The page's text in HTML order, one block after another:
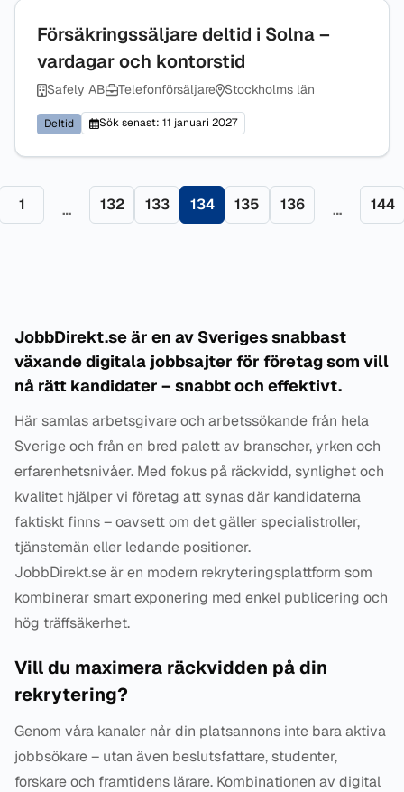
Försäkringssäljare deltid i Solna –
vardagar och kontorstid
Safely AB Telefonförsäljare Stockholms län
Deltid Sök senast: 11 januari 2027
sida
Sida
1 … Sida
132
Sida
133
Sida
134
Sida
135
Sida
136 … 144
JobbDirekt.se är en av Sveriges snabbast
växande digitala jobbsajter för företag som vill
nå rätt kandidater – snabbt och effektivt.
Här samlas arbetsgivare och arbetssökande från hela
Sverige och från en bred palett av branscher, yrken och
erfarenhetsnivåer. Med fokus på räckvidd, synlighet och
kvalitet hjälper vi företag att synas där kandidaterna
faktiskt finns – oavsett om det gäller specialistroller,
tjänstemän eller ledande positioner.
JobbDirekt.se är en modern rekryteringsplattform som
kombinerar smart exponering med enkel publicering och
hög träffsäkerhet.
Vill du maximera räckvidden på din
rekrytering?
Genom våra kanaler når din platsannons inte bara aktiva
jobbsökare – utan även beslutsfattare, studenter,
forskare och framtidens lärare. Kombinationen av digital